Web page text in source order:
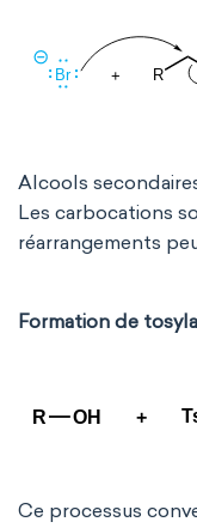
Alcools
Les carbocations
réarrangements
Formation de
Ce processus